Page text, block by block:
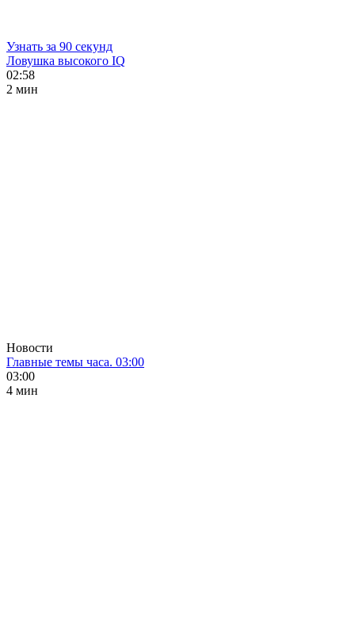
Узнать за 90 секунд
Ловушка высокого IQ
02:58
2 мин
Новости
Главные темы часа. 03:00
03:00
4 мин